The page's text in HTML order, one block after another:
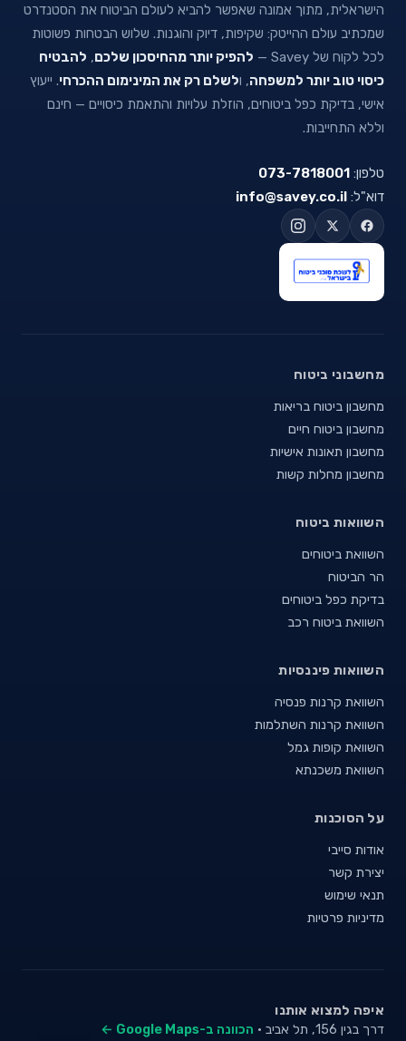
הישראלית, מתוך אמונה שאפשר להביא לעולם הביטוח את הסטנדרט
שמכתיב עולם ההייטק: שקיפות, דיוק והוגנות. שלוש הבטחות פשוטות
לכל לקוח של Savey —
להפיק יותר מהחיסכון שלכם, להבטיח
כיסוי טוב יותר למשפחה, ולשלם רק את המינימום ההכרחי. ייעוץ
אישי, בדיקת כפל ביטוחים, הוזלת עלויות והתאמת כיסויים — חינם
וללא התחייבות.
טלפון: 073-7818001
דוא"ל: info@savey.co.il
מחשבוני ביטוח
מחשבון ביטוח בריאות
מחשבון ביטוח חיים
מחשבון תאונות אישיות
מחשבון מחלות קשות
השוואות ביטוח
השוואת ביטוחים
הר הביטוח
בדיקת כפל ביטוחים
השוואת ביטוח רכב
השוואות פיננסיות
השוואת קרנות פנסיה
השוואת קרנות השתלמות
השוואת קופות גמל
השוואת משכנתא
על הסוכנות
אודות סייבי
יצירת קשר
תנאי שימוש
מדיניות פרטיות
איפה למצוא אותנו
דרך בגין 156, תל אביב · הכוונה ב-Google Maps ←